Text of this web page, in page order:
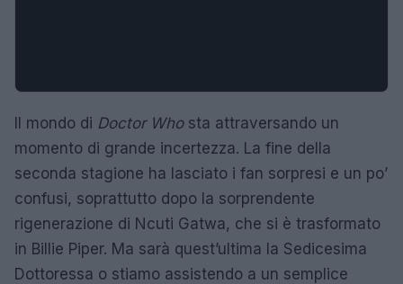
Il mondo di Doctor Whosta attraversando un
momento di grande incertezza. La fine della
seconda stagione ha lasciato i fan sorpresi e un po’
confusi, soprattutto dopo la sorprendente
rigenerazione di Ncuti Gatwa, che si è trasformato
in Billie Piper. Ma sarà quest’ultima la Sedicesima
Dottoressa o stiamo assistendo a un semplice